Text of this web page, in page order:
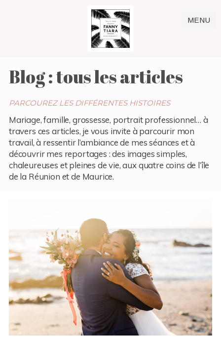
MENU
Blog : tous les articles
PARCOUREZ LES DIFFÉRENTES HISTOIRES
Mariage, famille, grossesse, portrait professionnel… à
travers ces articles, je vous invite à parcourir mon
travail, à ressentir l’ambiance de mes séances et à
découvrir mes reportages : des images simples,
chaleureuses et pleines de vie, aux quatre coins de l’île
de la Réunion et de Maurice.
Un mariage réunionnais
champêtre chic à Saint Gilles